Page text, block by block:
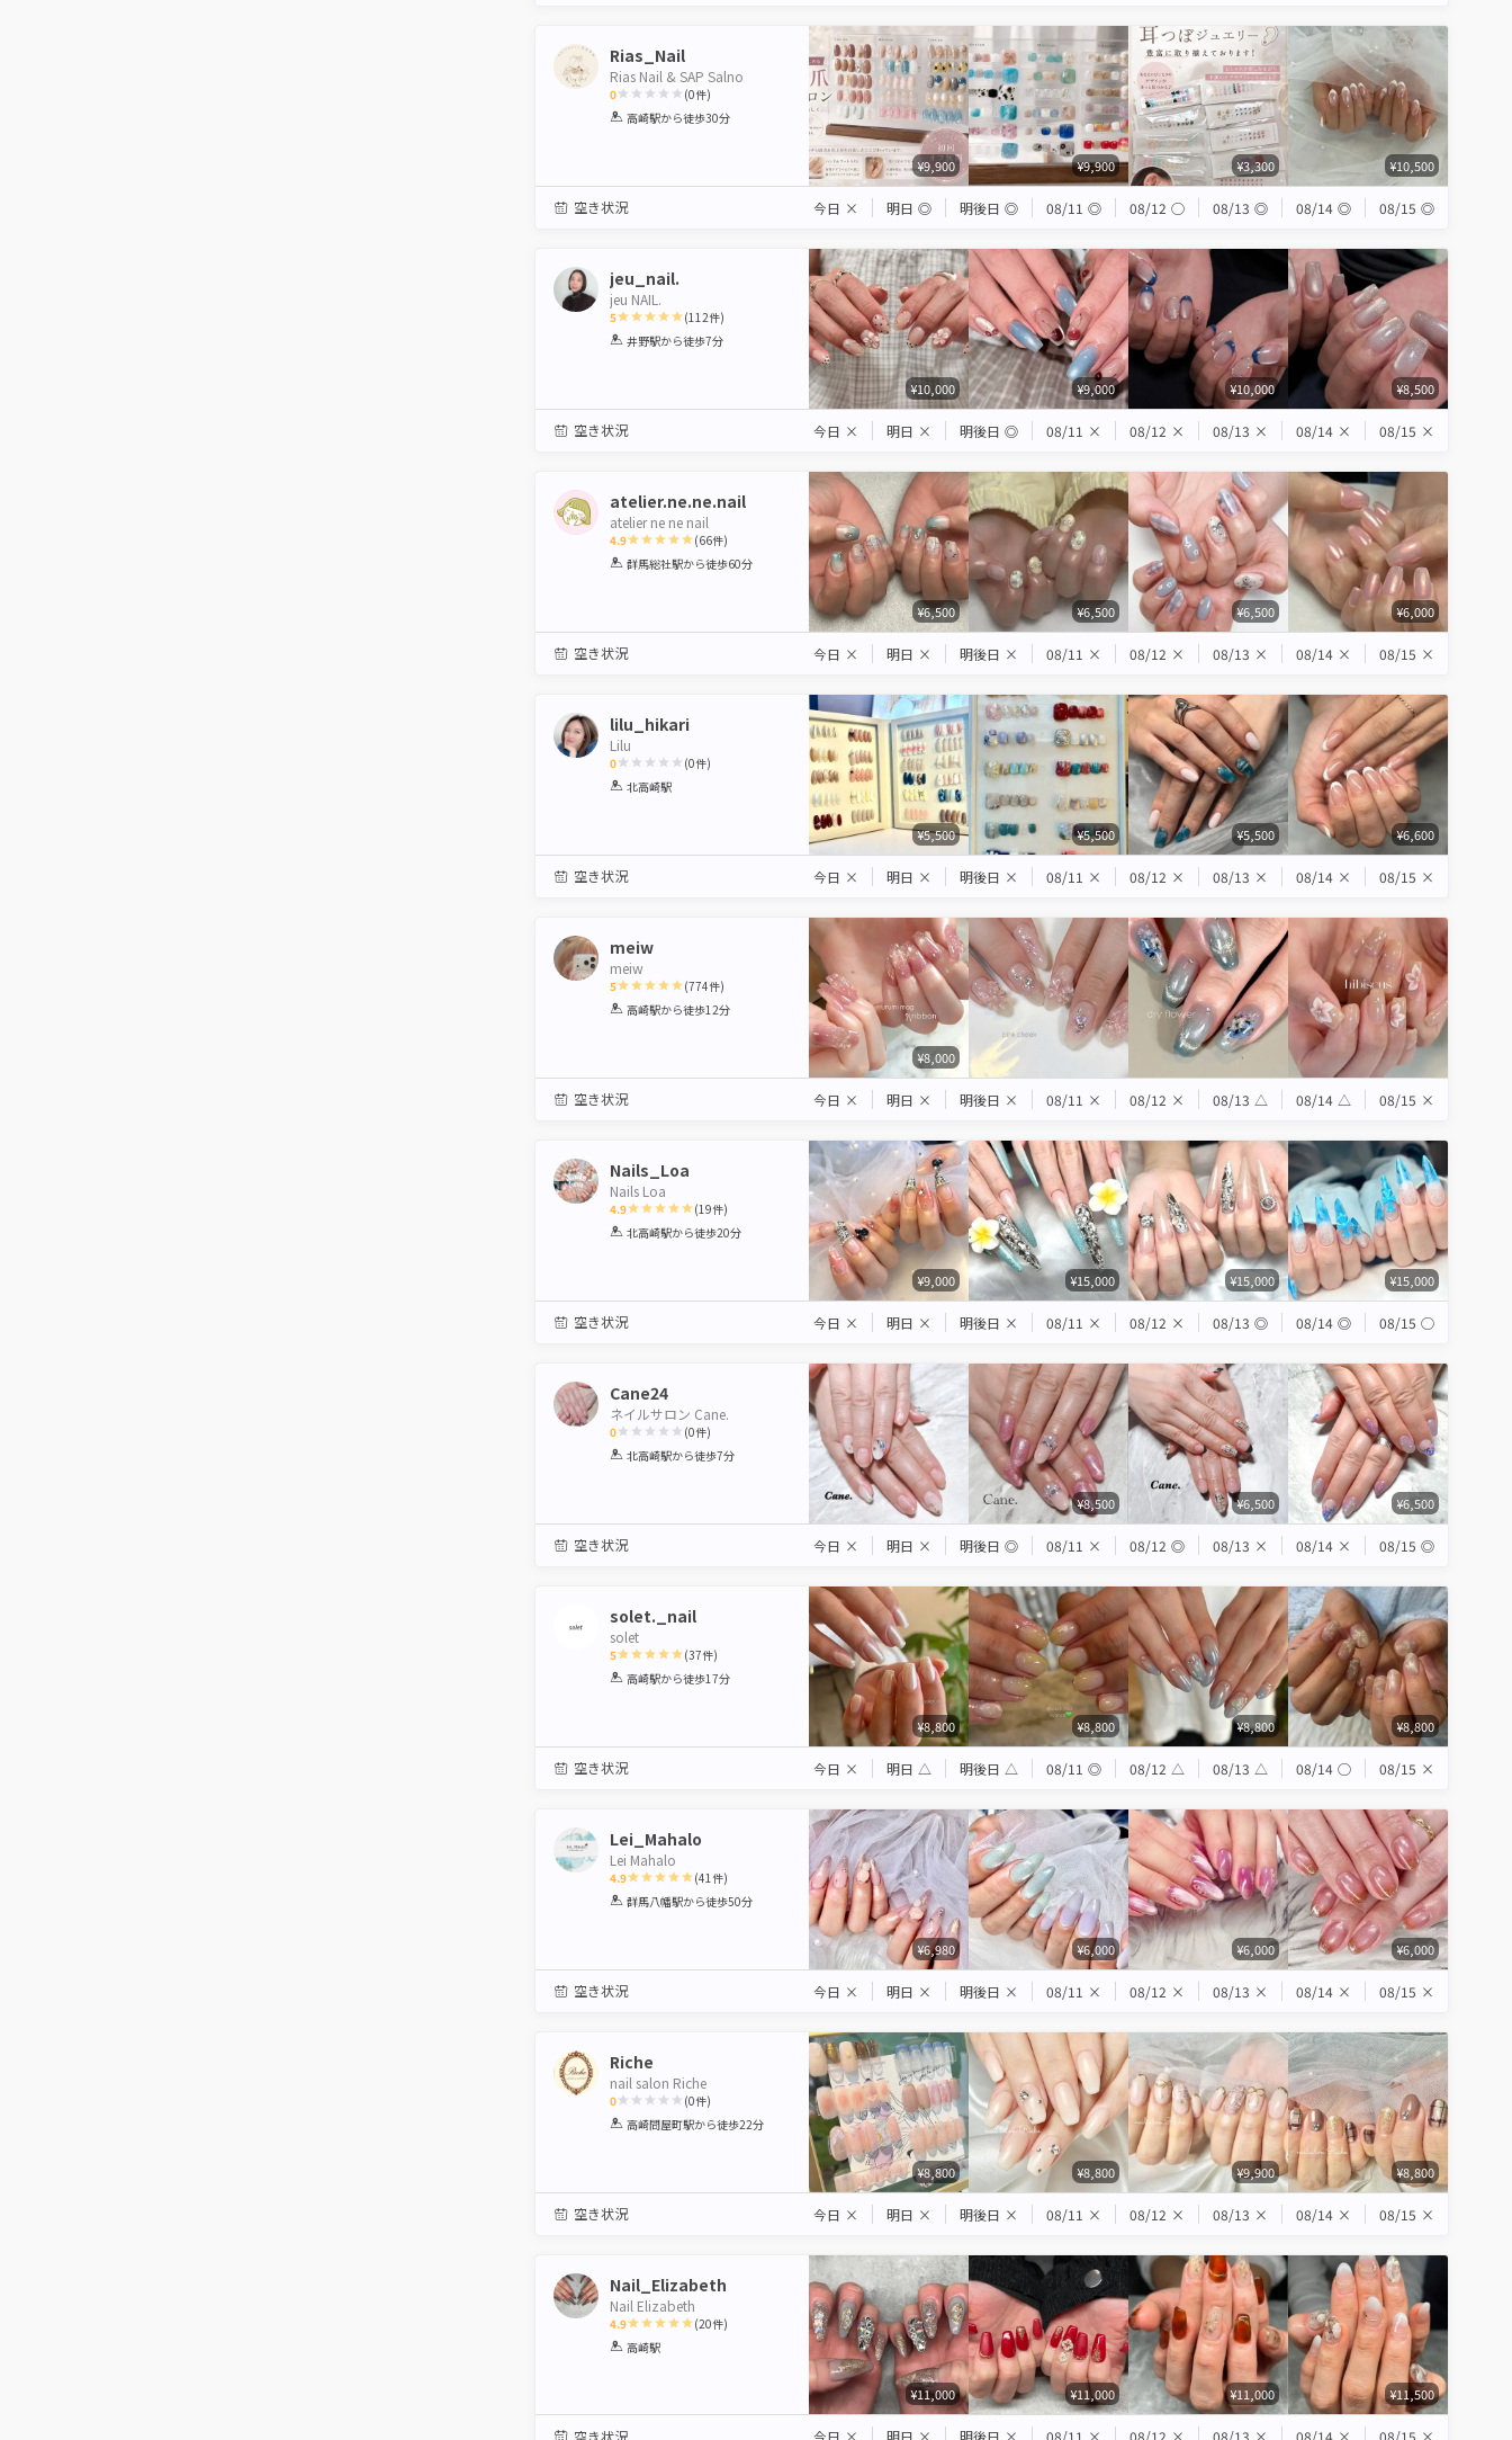
Rias_Nail
Rias Nail & SAP Salno
0
1 2 3 4 5
(0件)
高崎駅から徒歩30分
¥9,900 ¥9,900 ¥3,300 ¥10,500
空き状況 今日 × 明日 ◎ 明後日 ◎ 08/11 ◎ 08/12 ◯ 08/13 ◎ 08/14 ◎ 08/15 ◎
jeu_nail.
jeu NAIL.
5
1 2 3 4 5
(112件)
井野駅から徒歩7分
¥10,000 ¥9,000 ¥10,000 ¥8,500
空き状況 今日 × 明日 × 明後日 ◎ 08/11 × 08/12 × 08/13 × 08/14 × 08/15 ×
atelier.ne.ne.nail
atelier ne ne nail
4.9
1 2 3 4 5
(66件)
群馬総社駅から徒歩60分
¥6,500 ¥6,500 ¥6,500 ¥6,000
空き状況 今日 × 明日 × 明後日 × 08/11 × 08/12 × 08/13 × 08/14 × 08/15 ×
lilu_hikari
Lilu
0
1 2 3 4 5
(0件)
北高崎駅
¥5,500 ¥5,500 ¥5,500 ¥6,600
空き状況 今日 × 明日 × 明後日 × 08/11 × 08/12 × 08/13 × 08/14 × 08/15 ×
meiw
meiw
5
1 2 3 4 5
(774件)
高崎駅から徒歩12分
¥8,000
空き状況 今日 × 明日 × 明後日 × 08/11 × 08/12 × 08/13 △ 08/14 △ 08/15 ×
Nails_Loa
Nails Loa
4.9
1 2 3 4 5
(19件)
北高崎駅から徒歩20分
¥9,000 ¥15,000 ¥15,000 ¥15,000
空き状況 今日 × 明日 × 明後日 × 08/11 × 08/12 × 08/13 ◎ 08/14 ◎ 08/15 ◯
Cane24
ネイルサロン Cane.
0
1 2 3 4 5
(0件)
北高崎駅から徒歩7分
¥8,500 ¥6,500 ¥6,500
空き状況 今日 × 明日 × 明後日 ◎ 08/11 × 08/12 ◎ 08/13 × 08/14 × 08/15 ◎
solet._nail
solet
5
1 2 3 4 5
(37件)
高崎駅から徒歩17分
¥8,800 ¥8,800 ¥8,800 ¥8,800
空き状況 今日 × 明日 △ 明後日 △ 08/11 ◎ 08/12 △ 08/13 △ 08/14 ◯ 08/15 ×
Lei_Mahalo
Lei Mahalo
4.9
1 2 3 4 5
(41 件)
群馬八幡駅から徒歩50分
¥6,980 ¥6,000 ¥6,000 ¥6,000
空き状況 今日 × 明日 × 明後日 × 08/11 × 08/12 × 08/13 × 08/14 × 08/15 ×
Riche
nail salon Riche
0
1 2 3 4 5
(0件)
高崎問屋町駅から徒歩22分
¥8,800 ¥8,800 ¥9,900 ¥8,800
空き状況 今日 × 明日 × 明後日 × 08/11 × 08/12 × 08/13 × 08/14 × 08/15 ×
Nail_Elizabeth
Nail Elizabeth
4.9
1 2 3
(20件)
高崎駅
¥11,000 ¥11,000 ¥11,000 ¥11,500
空き状況